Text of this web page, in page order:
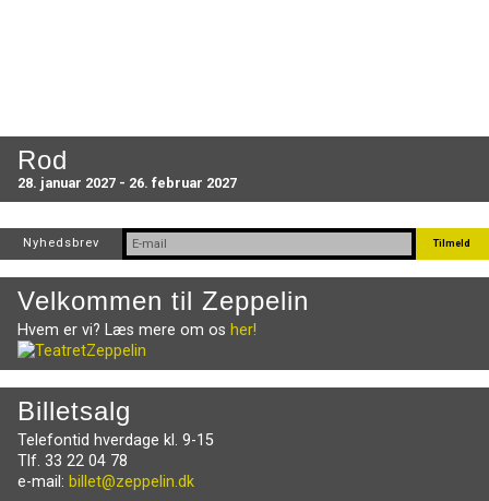
Rod
28. januar 2027 - 26. februar 2027
Nyhedsbrev
Velkommen til Zeppelin
Hvem er vi? Læs mere om os her!
Billetsalg
Telefontid hverdage kl. 9-15
Tlf. 33 22 04 78
e-mail: billet@zeppelin.dk